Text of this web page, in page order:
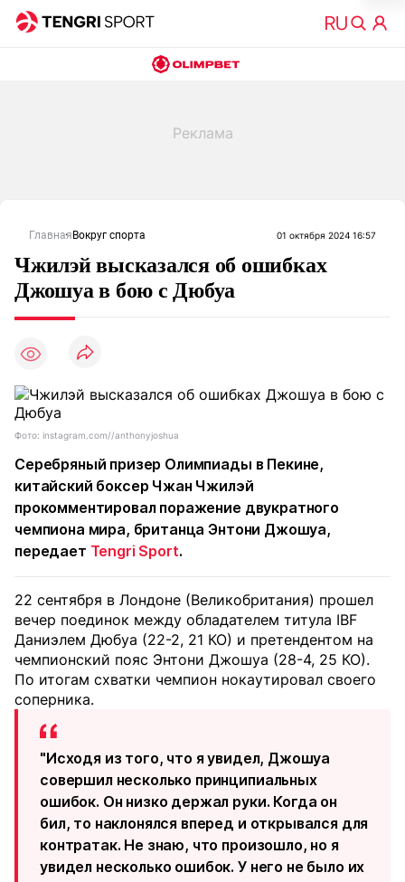
Главная Вокруг спорта 01 октября 2024 16:57
Чжилэй высказался об ошибках
Джошуа в бою с Дюбуа
Фото: instagram.com//anthonyjoshua
Серебряный призер Олимпиады в Пекине,
китайский боксер Чжан Чжилэй
прокомментировал поражение двукратного
чемпиона мира, британца Энтони Джошуа,
передает Tengri Sport.
22 сентября в Лондоне (Великобритания) прошел
вечер поединок между обладателем титула IBF
Даниэлем Дюбуа (22-2, 21 КО) и претендентом на
чемпионский пояс Энтони Джошуа (28-4, 25 КО).
По итогам схватки чемпион нокаутировал своего
соперника.
"Исходя из того, что я увидел, Джошуа
совершил несколько принципиальных
ошибок. Он низко держал руки. Когда он
бил, то наклонялся вперед и открывался для
контратак. Не знаю, что произошло, но я
увидел несколько ошибок. У него не было их